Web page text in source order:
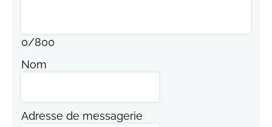
0/800
Nom
Adresse de messagerie